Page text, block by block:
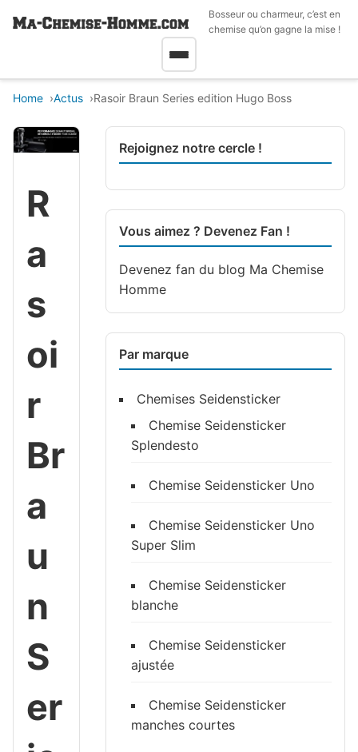
Bosseur ou charmeur, c’est en
chemise qu’on gagne la mise !
Home Actus Rasoir Braun Series edition Hugo Boss
R
a
s
oi
r
Br
a
u
n
S
er
Rejoignez notre cercle !
Vous aimez ? Devenez Fan !
Devenez fan du blog Ma Chemise
Homme
Par marque
Chemises Seidensticker
Chemise Seidensticker
Splendesto
Chemise Seidensticker Uno
Chemise Seidensticker Uno
Super Slim
Chemise Seidensticker
blanche
Chemise Seidensticker
ajustée
Chemise Seidensticker
manches courtes